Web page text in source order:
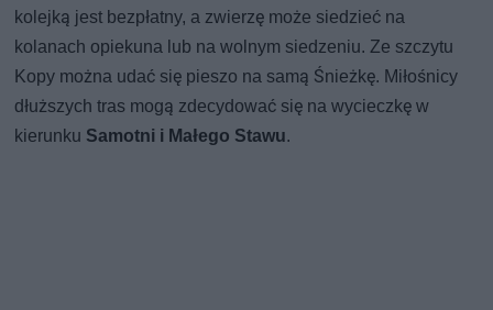
kolejką jest bezpłatny, a zwierzę może siedzieć na
kolanach opiekuna lub na wolnym siedzeniu. Ze szczytu
Kopy można udać się pieszo na samą Śnieżkę. Miłośnicy
dłuższych tras mogą zdecydować się na wycieczkę w
kierunku Samotni i Małego Stawu.